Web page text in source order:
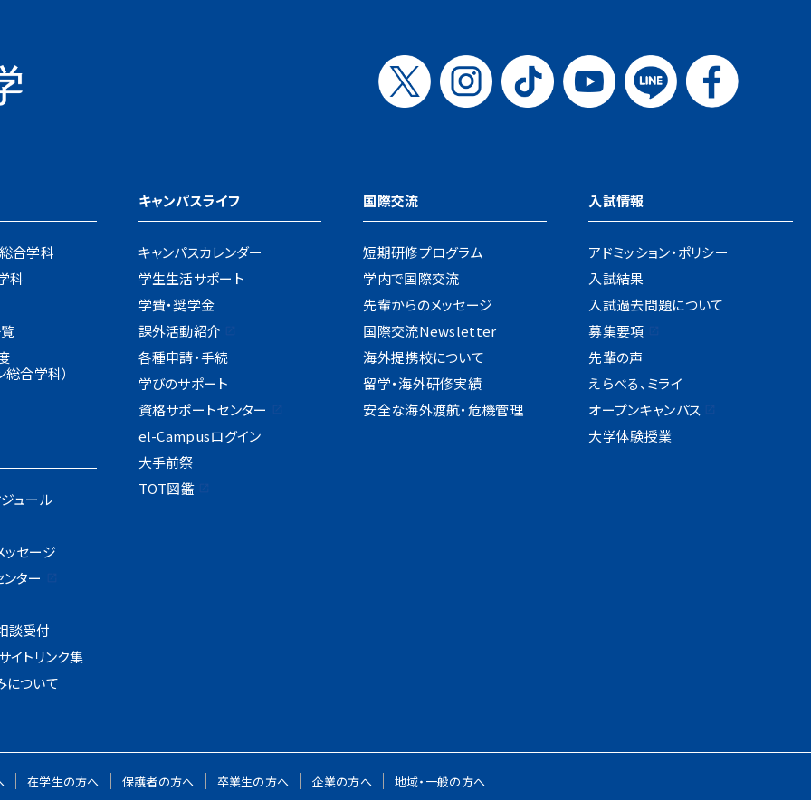
合学科
科
総合学科）
ュール
セージ
ター
談受付
イトリンク集
について
キャンパスライフ
キャンパスカレンダー
学生生活サポート
学費・奨学金
課外活動紹介
各種申請・手続
学びのサポート
資格サポートセンター
el-Campusログイン
大手前祭
TOT図鑑
国際交流
短期研修プログラム
学内で国際交流
先輩からのメッセージ
国際交流Newsletter
海外提携校について
留学・海外研修実績
安全な海外渡航・危機管理
入試情報
アドミッション・ポリシー
入試結果
入試過去問題について
募集要項
先輩の声
えらべる、ミライ
オープンキャンパス
大学体験授業
在学生の方へ 保護者の方へ 卒業生の方へ 企業の方へ 地域・一般の方へ